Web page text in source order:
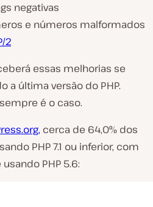
negativas
e números malformados
2
essas melhorias se
a última versão do PHP.
é o caso.
cerca de 64,0% dos
PHP 7.1 ou inferior, com
PHP 5.6: